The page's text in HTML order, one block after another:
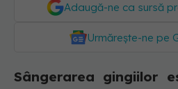
Adaugă-ne ca sursă
Urmărește-ne pe
Sângerarea gingiilor